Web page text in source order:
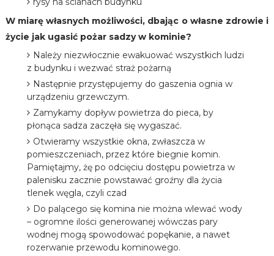
W miarę własnych możliwości, dbając o własne zdrowie i
życie jak ugasić pożar sadzy w kominie?
Należy niezwłocznie ewakuować wszystkich ludzi
z budynku i wezwać straż pożarną
Następnie przystępujemy do gaszenia ognia w
urządzeniu grzewczym.
Zamykamy dopływ powietrza do pieca, by
płonąca sadza zaczęła się wygaszać.
Otwieramy wszystkie okna, zwłaszcza w
pomieszczeniach, przez które biegnie komin.
Pamiętajmy, żę po odcięciu dostępu powietrza w
palenisku zacznie powstawać groźny dla życia
tlenek węgla, czyli czad
Do palącego się komina nie można wlewać wody
– ogromne ilości generowanej wówczas pary
wodnej mogą spowodować popękanie, a nawet
rozerwanie przewodu kominowego.